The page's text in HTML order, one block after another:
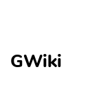
GWiki